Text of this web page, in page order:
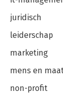
juridisch
leiderschap
marketing
mens en
non-profit